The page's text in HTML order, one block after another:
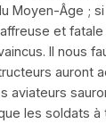
Moyen-Âge ; si
et fatale
Il nous
auront
aviateurs
les soldats